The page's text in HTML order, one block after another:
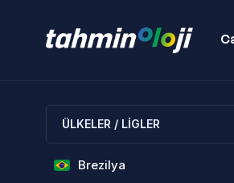
ÜLKELER / LİGLER
Brezilya